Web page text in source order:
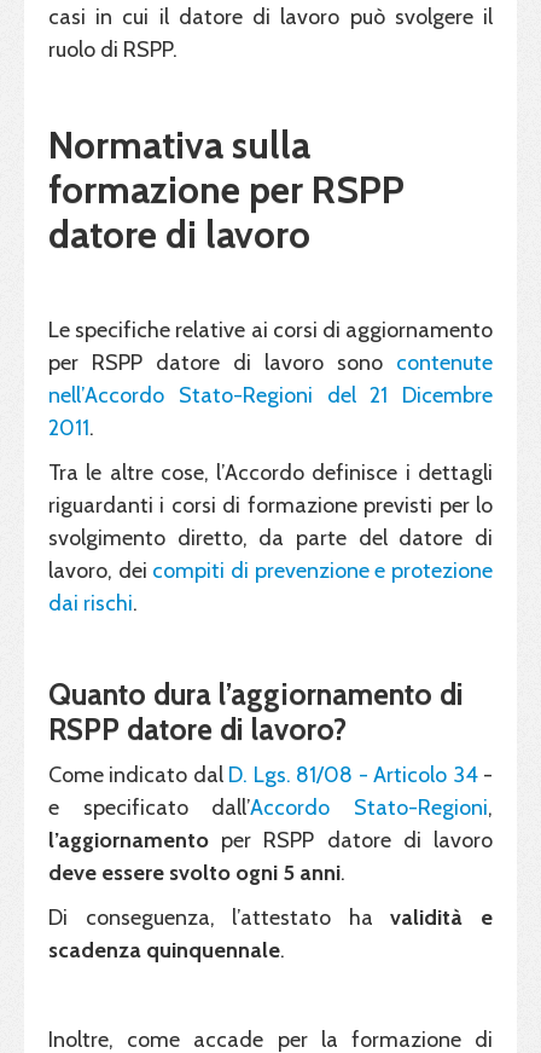
casi in cui il datore di lavoro può svolgere il
ruolo di RSPP.
Normativa sulla
formazione per RSPP
datore di lavoro
Le specifiche relative ai corsi di aggiornamento
per RSPP datore di lavoro sono contenute
nell’Accordo Stato-Regioni del 21 Dicembre
2011.
Tra le altre cose, l’Accordo definisce i dettagli
riguardanti i corsi di formazione previsti per lo
svolgimento diretto, da parte del datore di
lavoro, dei compiti di prevenzione e protezione
dai rischi.
Quanto dura l’aggiornamento di
RSPP datore di lavoro?
Come indicato dal D. Lgs. 81/08 - Articolo 34-
e specificato dall’Accordo Stato-Regioni,
l’aggiornamento per RSPP datore di lavoro
deve essere svolto ogni 5 anni.
Di conseguenza, l’attestato havalidità e
scadenza quinquennale.
Inoltre, come accade per la formazione di